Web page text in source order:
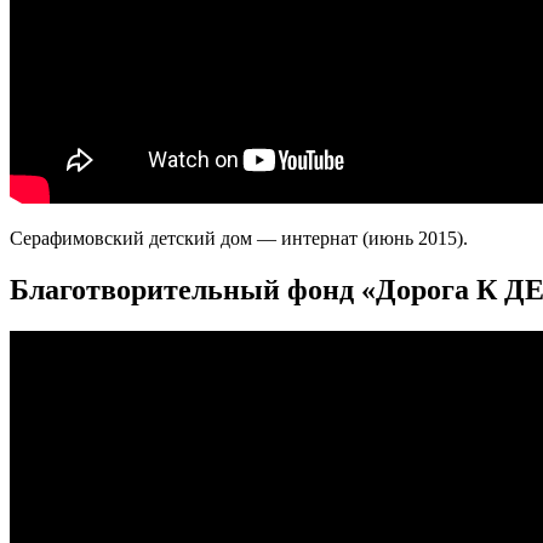
Серафимовский детский дом — интернат (июнь 2015).
Благотворительный фонд «Дорога К